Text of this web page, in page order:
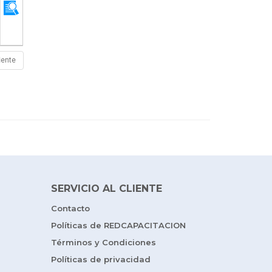
SERVICIO AL CLIENTE
Contacto
Políticas de REDCAPACITACION
Términos y Condiciones
Políticas de privacidad